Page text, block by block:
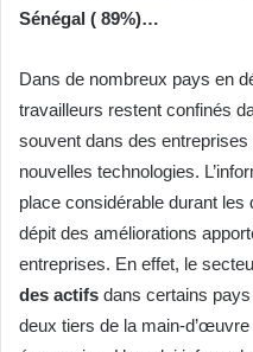
Sénégal ( 89%)…
Dans de nombreux pays en
travailleurs restent confinés
souvent dans des
nouvelles technologies.
place considérable durant
dépit des améliorations
entreprises. En effet, le
des actifs dans certains
deux tiers de la main-